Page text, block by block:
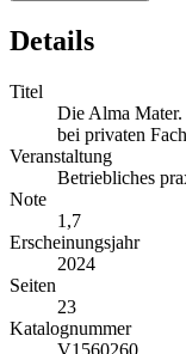
Details
Titel
Die Alma
bei privaten
Veranstaltung
Betriebliches
Note
1,7
Erscheinungsjahr
2024
Seiten
23
Katalognummer